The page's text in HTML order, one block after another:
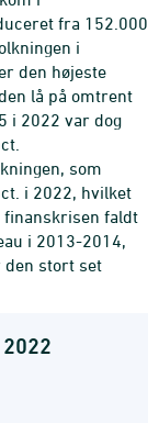
fra 152.000
i
den højeste
lå på omtrent
i 2022 var dog
som
i 2022, hvilket
finanskrisen faldt
i 2013-2014,
den stort set